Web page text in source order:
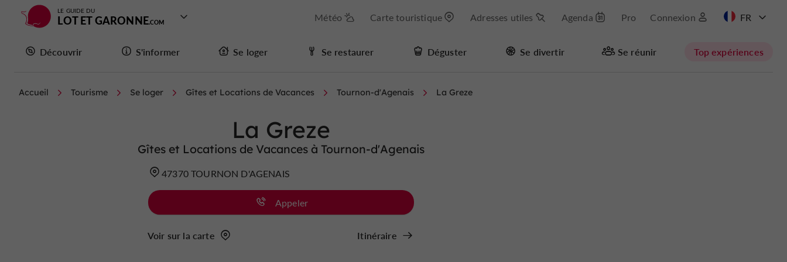
LE GUIDE DU
LOT ET GARONNE Météo Carte touristique Adresses utiles Agenda Pro Connexion
Découvrir S'informer Se loger Se restaurer Déguster Se divertir Se réunir Top expériences
Accueil Tourisme Se loger Gîtes et Locations de Vacances Tournon-d'Agenais La Greze
La Greze
Gîtes et Locations de Vacances à Tournon-d'Agenais
47370 TOURNON D'AGENAIS
Appeler
Voir sur la carte Itinéraire